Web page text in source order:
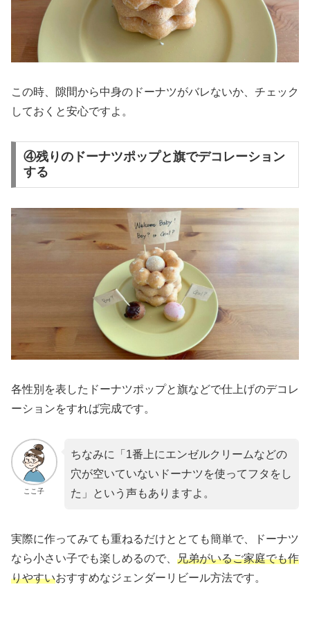
この時、隙間から中身のドーナツがバレないか、チェック
しておくと安心ですよ。
④残りのドーナツポップと旗でデコレーション
する
各性別を表したドーナツポップと旗などで仕上げのデコレ
ーションをすれば完成です。
ここ子
ちなみに「1番上にエンゼルクリームなどの
穴が空いていないドーナツを使ってフタをし
た」という声もありますよ。
実際に作ってみても重ねるだけととても簡単で、ドーナツ
なら小さい子でも楽しめるので、 兄弟がいるご家庭でも作
りやすいおすすめなジェンダーリビール方法です。